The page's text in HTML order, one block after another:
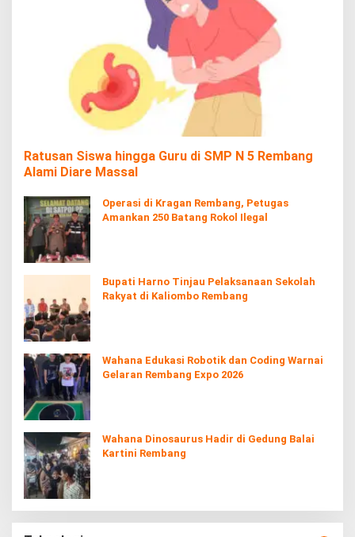
Ratusan Siswa hingga Guru di SMP N 5 Rembang
Alami Diare Massal
Operasi di Kragan Rembang, Petugas
Amankan 250 Batang Rokol Ilegal
Bupati Harno Tinjau Pelaksanaan Sekolah
Rakyat di Kaliombo Rembang
Wahana Edukasi Robotik dan Coding Warnai
Gelaran Rembang Expo 2026
Wahana Dinosaurus Hadir di Gedung Balai
Kartini Rembang